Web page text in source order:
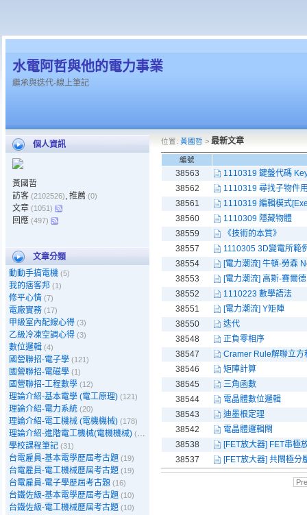
水電阿哲與他的電力事業
繼承與迭代-線上筆記
個人資訊
黃國哲
訪客 (2102526), 推薦 (0)
文章 (1051)
回應 (497)
文章分類
動動手搞電機 (5)
我的痞客邦 (1)
修平心情 (7)
電廠實務 (17)
甲級室內配線心得 (3)
乙級冷凍空調心得 (3)
數位邏輯 (4)
國營聯招-電子學 (121)
國營聯招-電磁學 (1)
國營聯招-工程數學 (12)
理論介紹-基本電學 (電工原理) (121)
理論介紹-電力系統 (20)
理論介紹-電工機械 (電機機械) (178)
理論介紹-進階電工機械(電機機械) (39)
學校課程筆記 (31)
台電雇員-基本電學歷屆考古題 (19)
台電雇員-電工機械歷屆考古題 (19)
台電雇員-電子學歷屆考古題 (16)
台鐵佐級-基本電學歷屆考古題 (10)
台鐵佐級-電工機械歷屆考古題 (10)
位置: 黃國哲 > 最新文章
編號
38563
1110319 鍵盤代碼
38562
1110319 尋找子物件
38561
1110319 編輯模式
38560
1110309 隱藏物體
38559
《技術的本質》
38557
1110305 3D變電所範
38554
[電力潮流] 牛頓-勞森
38553
[電力潮流] 高斯-賽爾
38552
1110223 數學語法
38551
[電力潮流] Y矩陣
38550
迭代
38548
正負零相序
38547
Cramer Rule解聯立方
38546
矩陣計算
38545
三角函數
38544
電晶體數位邏輯
38543
迪墨根定理
38542
電晶體邏輯閘
38538
[FET放大器] FET串極
38537
[FET放大器] 共閘極分